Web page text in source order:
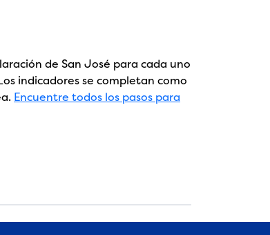
de San José para cada uno
indicadores se completan como
Encuentre todos los pasos para